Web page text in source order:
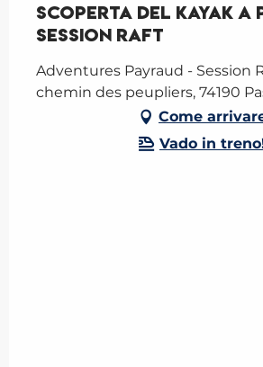
Scoperta del kayak a
Session Raft
Adventures Payraud - Session
chemin des peupliers, 74190
Come
Vado in